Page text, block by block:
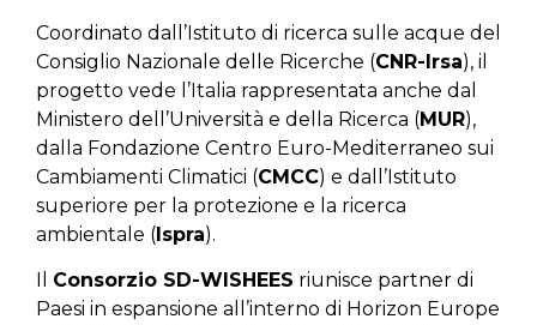
Coordinato dall’Istituto di ricerca sulle acque del
Consiglio Nazionale delle Ricerche (CNR-Irsa), il
progetto vede l’Italia rappresentata anche dal
Ministero dell’Università e della Ricerca (MUR),
dalla Fondazione Centro Euro-Mediterraneo sui
Cambiamenti Climatici (CMCC) e dall’Istituto
superiore per la protezione e la ricerca
ambientale (Ispra).
Il Consorzio SD-WISHEES riunisce partner di
Paesi in espansione all’interno di Horizon Europe